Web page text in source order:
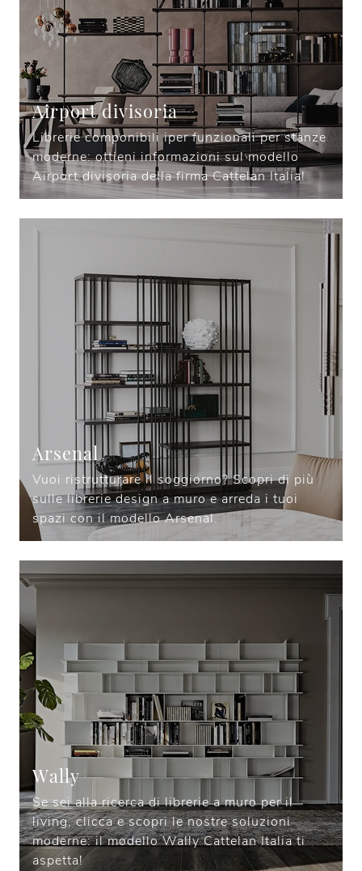
Airport divisoria
Librerie componibili iper funzionali per stanze
moderne: ottieni informazioni sul modello
Airport divisoria della firma Cattelan Italia!
Arsenal
Vuoi ristrutturare il soggiorno? Scopri di più
sulle librerie design a muro e arreda i tuoi
spazi con il modello Arsenal.
Wally
Se sei alla ricerca di librerie a muro per il
living, clicca e scopri le nostre soluzioni
moderne: il modello Wally Cattelan Italia ti
aspetta!